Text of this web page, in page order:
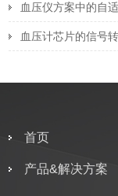
血压仪方案中的自
血压计芯片的信号
首页
产品&解决方案